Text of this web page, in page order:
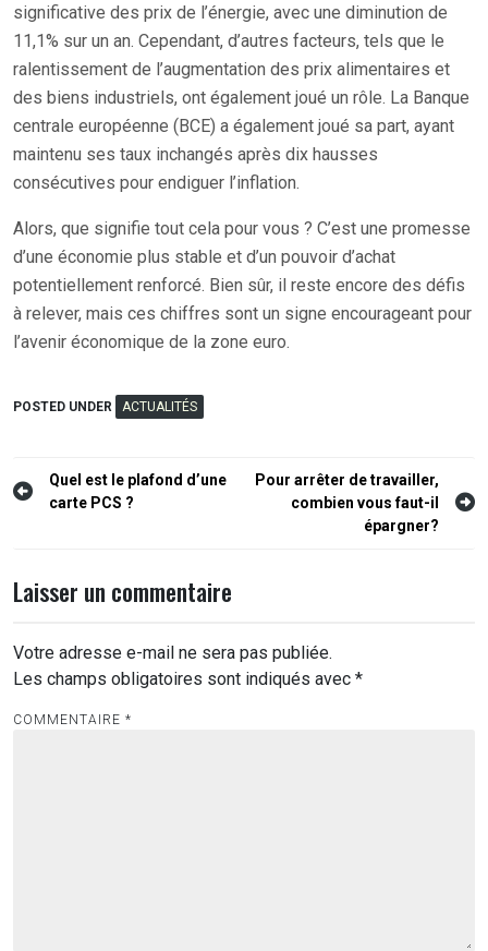
significative des prix de l’énergie, avec une diminution de
11,1% sur un an. Cependant, d’autres facteurs, tels que le
ralentissement de l’augmentation des prix alimentaires et
des biens industriels, ont également joué un rôle. La Banque
centrale européenne (BCE) a également joué sa part, ayant
maintenu ses taux inchangés après dix hausses
consécutives pour endiguer l’inflation.
Alors, que signifie tout cela pour vous ? C’est une promesse
d’une économie plus stable et d’un pouvoir d’achat
potentiellement renforcé. Bien sûr, il reste encore des défis
à relever, mais ces chiffres sont un signe encourageant pour
l’avenir économique de la zone euro.
POSTED UNDER ACTUALITÉS
Navigation
Quel est le plafond d’une
carte PCS ?
Pour arrêter de travailler,
combien vous faut-il
épargner?
Laisser un commentaire
Votre adresse e-mail ne sera pas publiée.
Les champs obligatoires sont indiqués avec *
COMMENTAIRE *